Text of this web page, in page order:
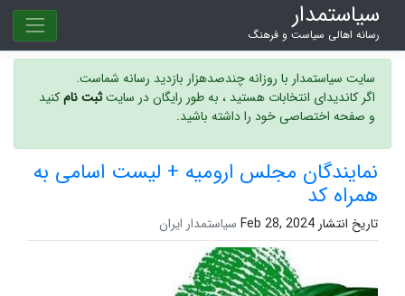
سیاستمدار
رسانه اهالی سیاست و فرهنگ
سایت سیاستمدار با روزانه چندصدهزار بازدید رسانه شماست.
اگر کاندیدای انتخابات هستید ، به طور رایگان در سایتثبت نامکنید
و صفحه اختصاصی خود را داشته باشید.
نمایندگان مجلس ارومیه + لیست اسامی به
همراه کد
تاریخ انتشار Feb 28, 2024 سیاستمدار ایران